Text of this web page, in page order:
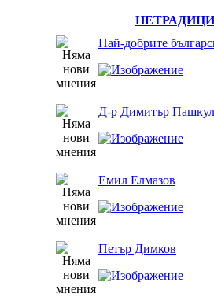
Най-добрите
Д-р Димитър
Емил Елмазов
Петър Димков